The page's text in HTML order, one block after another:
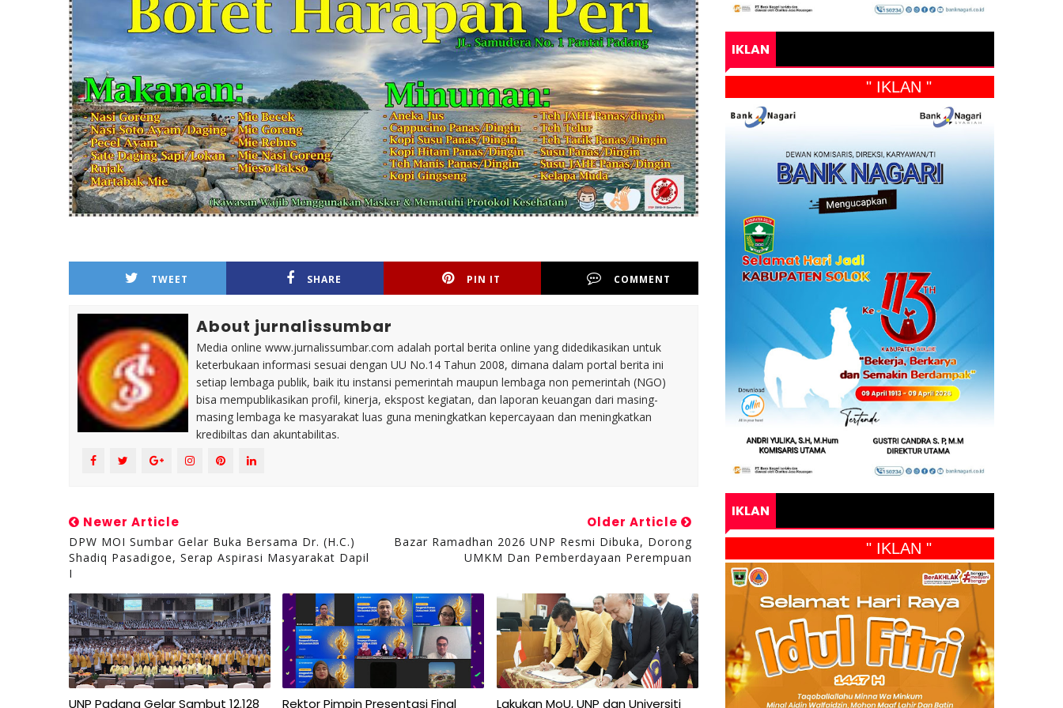
TWEET SHARE PIN IT COMMENT
About jurnalissumbar
Media online www.jurnalissumbar.com adalah portal berita online yang didedikasikan untuk
keterbukaan informasi sesuai dengan UU No.14 Tahun 2008, dimana dalam portal berita ini
setiap lembaga publik, baik itu instansi pemerintah maupun lembaga non pemerintah (NGO)
bisa mempublikasikan profil, kinerja, ekspost kegiatan, dan laporan keuangan dari masing-
masing lembaga ke masyarakat luas guna meningkatkan kepercayaan dan meningkatkan
kredibiltas dan akuntabilitas.
Newer Article
DPW MOI Sumbar Gelar Buka Bersama Dr. (H.C.)
Shadiq Pasadigoe, Serap Aspirasi Masyarakat Dapil
I
Older Article
Bazar Ramadhan 2026 UNP Resmi Dibuka, Dorong
UMKM Dan Pemberdayaan Perempuan
UNP Padang Gelar Sambut 12.128 Rektor Pimpin Presentasi Final Lakukan MoU, UNP dan Universiti
IKLAN
" IKLAN "
IKLAN
" IKLAN "